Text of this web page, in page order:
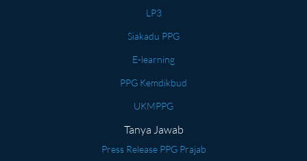
LP3
Siakadu PPG
E-learning
PPG Kemdikbud
UKMPPG
Tanya Jawab
Press Release PPG Prajab